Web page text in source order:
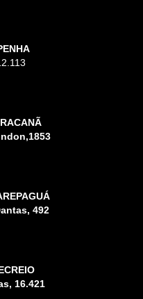
492
16.421